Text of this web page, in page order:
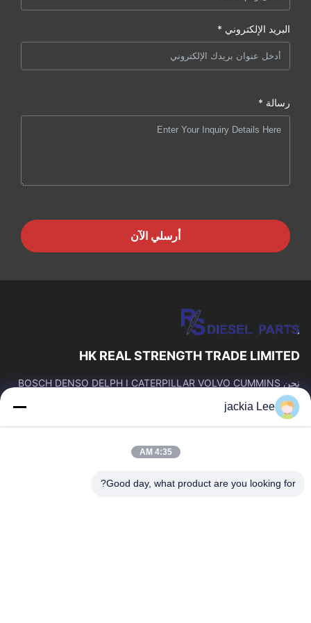
البريد الإلكتروني *
رسالة *
أرسلي الآن
HK REAL STRENGTH TRADE LIMITED
نحن BOSCH DENSO DELPH I CATERPILLAR VOLVO CUMMINS
9523.
روابط سريعة
المنتجات
حولنا
جولة في المصنع
jackia Lee
4:35 AM
Good day, what product are you looking for?